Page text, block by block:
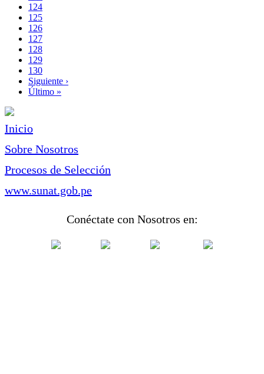
Page
124
Page
125
Página
actual
126
Page
127
Page
128
Page
129
Page
130
Siguiente
página
Siguiente ›
Última
Último »
Inicio
Sobre Nosotros
Procesos de Selección
www.sunat.gob.pe
Conéctate con Nosotros en: